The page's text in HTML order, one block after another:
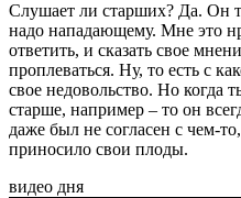
Слушает ли старших? Да. Он
надо нападающему. Мне это
ответить, и сказать свое
проплеваться. Ну, то есть с
свое недовольство. Но когда
старше, например – то он
даже был не согласен с чем-
приносило свои плоды.
видео дня